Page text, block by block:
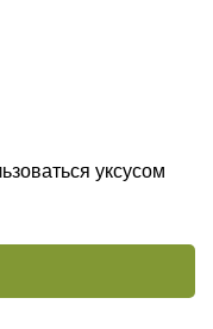
уксусом